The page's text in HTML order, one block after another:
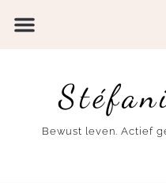
Bewust leven. Actief